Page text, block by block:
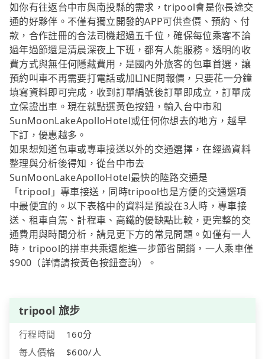
如你有往返台中市與南投縣的需求，tripool會是你長途交
通的好夥伴。不僅有獨立開發的APP可供查價、預約、付
款，合作註冊的合法司機超過五千位，確保每位乘客不論
過年過節還是清晨深夜上下班，都有人能服務。透明的收
費方式與無任何隱藏費用，是國內外旅客的包車首選，讓
預約叫車不再需要打電話或加LINE問報價，只要花一分鐘
填寫資料即可完成，收到訂單編號後訂單即成立，訂單成
立保證出車。現在就點選黃色按鈕，輸入台中市和
SunMoonLakeApolloHotel或任何你想去的地方，越早
下訂，優惠越多。
如果想知道包車或專車接送以外的交通選擇，在經過資料
整理與分析後得知，從台中市去
SunMoonLakeApolloHotel最快的陸路交通是
「tripool」專車接送，同時tripool也是方便的交通選項
中最便宜的。以下表格中的資料是預設在3人時，專車接
送、租車自駕、計程車、高鐵的優缺點比較，更完整的交
通費用與時間分析，請見更下方的常見問題。如僅有一人
時，tripool的拼車共乘還能進一步節省開銷，一人乘車僅
$900（詳情請按黃色按鈕查詢）。
tripool 旅步
行程時間
160分
每人價格
$600/人